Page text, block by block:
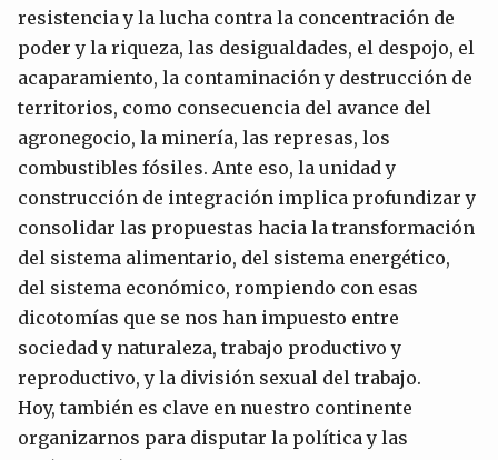
resistencia y la lucha contra la concentración de
poder y la riqueza, las desigualdades, el despojo, el
acaparamiento, la contaminación y destrucción de
territorios, como consecuencia del avance del
agronegocio, la minería, las represas, los
combustibles fósiles. Ante eso, la unidad y
construcción de integración implica profundizar y
consolidar las propuestas hacia la transformación
del sistema alimentario, del sistema energético,
del sistema económico, rompiendo con esas
dicotomías que se nos han impuesto entre
sociedad y naturaleza, trabajo productivo y
reproductivo, y la división sexual del trabajo.
Hoy, también es clave en nuestro continente
organizarnos para disputar la política y las